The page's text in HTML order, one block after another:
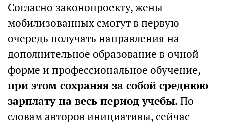
Согласно законопроекту, жены
мобилизованных смогут в первую
очередь получать направления на
дополнительное образование в очной
форме и профессиональное обучение,
при этом сохраняя за собой среднюю
зарплату на весь период учебы. По
словам авторов инициативы, сейчас